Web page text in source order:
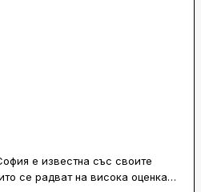
е известна със своите
се радват на висока оценка